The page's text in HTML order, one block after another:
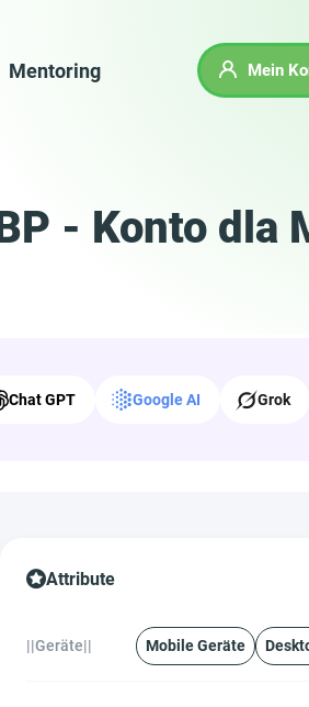
Mentoring Mein
- Konto dla
Chat GPT Google AI Grok
Attribute
||Geräte|| Mobile Geräte